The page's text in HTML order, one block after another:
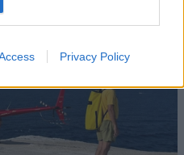
Privacy Policy